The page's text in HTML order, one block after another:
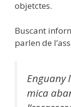
objetctes.
Buscant
parlen de
Enguany
mica